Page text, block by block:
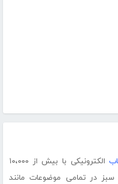
الکترونیکی با بیش از ۱۰،۰۰۰
در تمامی موضوعات مانند